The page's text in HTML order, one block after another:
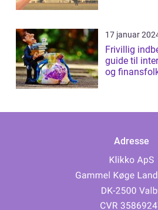
17 januar
Frivillig
guide til
og
Adresse